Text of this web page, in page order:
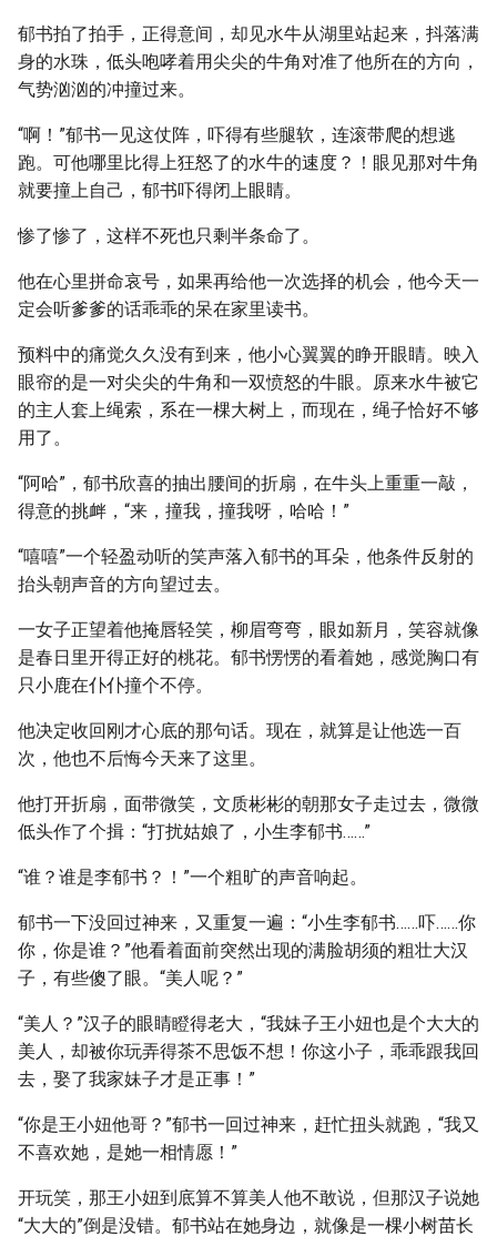
郁书拍了拍手，正得意间，却见水牛从湖里站起来，抖落满
身的水珠，低头咆哮着用尖尖的牛角对准了他所在的方向，
气势汹汹的冲撞过来。
“啊！”郁书一见这仗阵，吓得有些腿软，连滚带爬的想逃
跑。可他哪里比得上狂怒了的水牛的速度？！眼见那对牛角
就要撞上自己，郁书吓得闭上眼睛。
惨了惨了，这样不死也只剩半条命了。
他在心里拼命哀号，如果再给他一次选择的机会，他今天一
定会听爹爹的话乖乖的呆在家里读书。
预料中的痛觉久久没有到来，他小心翼翼的睁开眼睛。映入
眼帘的是一对尖尖的牛角和一双愤怒的牛眼。原来水牛被它
的主人套上绳索，系在一棵大树上，而现在，绳子恰好不够
用了。
“阿哈”，郁书欣喜的抽出腰间的折扇，在牛头上重重一敲，
得意的挑衅，“来，撞我，撞我呀，哈哈！”
“嘻嘻”一个轻盈动听的笑声落入郁书的耳朵，他条件反射的
抬头朝声音的方向望过去。
一女子正望着他掩唇轻笑，柳眉弯弯，眼如新月，笑容就像
是春日里开得正好的桃花。郁书愣愣的看着她，感觉胸口有
只小鹿在仆仆撞个不停。
他决定收回刚才心底的那句话。现在，就算是让他选一百
次，他也不后悔今天来了这里。
他打开折扇，面带微笑，文质彬彬的朝那女子走过去，微微
低头作了个揖：“打扰姑娘了，小生李郁书……”
“谁？谁是李郁书？！”一个粗旷的声音响起。
郁书一下没回过神来，又重复一遍：“小生李郁书……吓……你
你，你是谁？”他看着面前突然出现的满脸胡须的粗壮大汉
子，有些傻了眼。“美人呢？”
“美人？”汉子的眼睛瞪得老大，“我妹子王小妞也是个大大的
美人，却被你玩弄得茶不思饭不想！你这小子，乖乖跟我回
去，娶了我家妹子才是正事！”
“你是王小妞他哥？”郁书一回过神来，赶忙扭头就跑，“我又
不喜欢她，是她一相情愿！”
开玩笑，那王小妞到底算不算美人他不敢说，但那汉子说她
“大大的”倒是没错。郁书站在她身边，就像是一棵小树苗长